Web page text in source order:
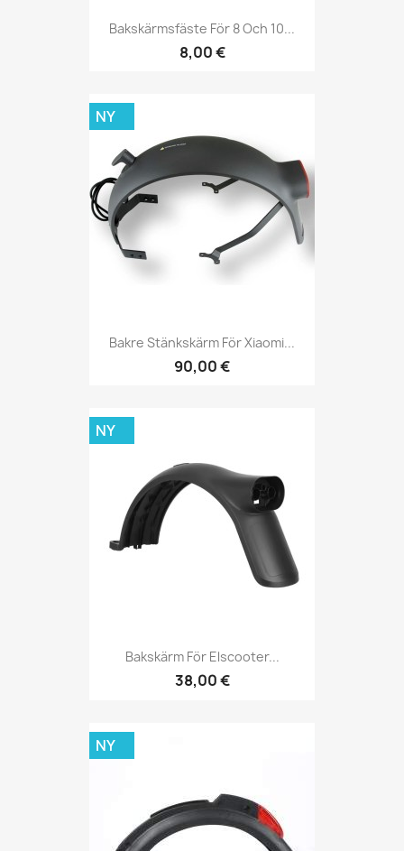
Bakskärmsfäste För 8 Och 10...
8,00 €
Bakre Stänkskärm För Xiaomi...
90,00 €
NY
Bakskärm För Elscooter...
38,00 €
NY
NY